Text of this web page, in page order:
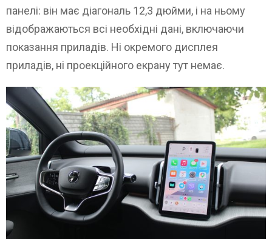
панелі: він має діагональ 12,3 дюйми, і на ньому
відображаються всі необхідні дані, включаючи
показання приладів. Ні окремого дисплея
приладів, ні проекційного екрану тут немає.